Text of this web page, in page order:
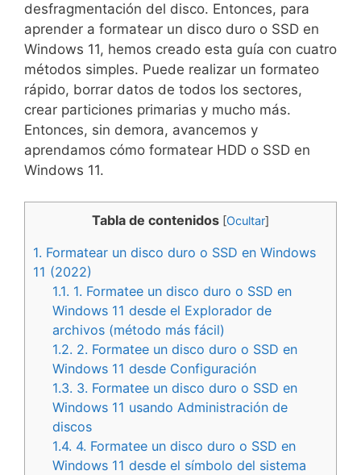
desfragmentación del disco. Entonces, para
aprender a formatear un disco duro o SSD en
Windows 11, hemos creado esta guía con cuatro
métodos simples. Puede realizar un formateo
rápido, borrar datos de todos los sectores,
crear particiones primarias y mucho más.
Entonces, sin demora, avancemos y
aprendamos cómo formatear HDD o SSD en
Windows 11.
Tabla de contenidos [Ocultar]
1. Formatear un disco duro o SSD en Windows
11 (2022)
1.1. 1. Formatee un disco duro o SSD en
Windows 11 desde el Explorador de
archivos (método más fácil)
1.2. 2. Formatee un disco duro o SSD en
Windows 11 desde Configuración
1.3. 3. Formatee un disco duro o SSD en
Windows 11 usando Administración de
discos
1.4. 4. Formatee un disco duro o SSD en
Windows 11 desde el símbolo del sistema